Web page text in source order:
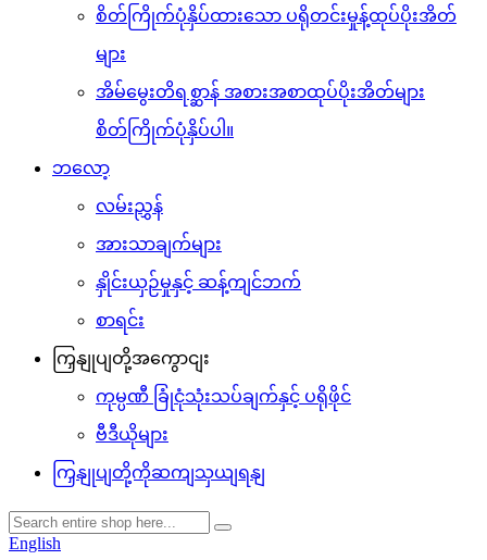
စိတ်ကြိုက်ပုံနှိပ်ထားသော ပရိုတင်းမှုန့်ထုပ်ပိုးအိတ်
များ
အိမ်မွေးတိရစ္ဆာန် အစားအစာထုပ်ပိုးအိတ်များ
စိတ်ကြိုက်ပုံနှိပ်ပါ။
ဘလော့
လမ်းညွှန်
အားသာချက်များ
နှိုင်းယှဉ်မှုနှင့် ဆန့်ကျင်ဘက်
စာရင်း
ကြှနျုပျတို့အကွောငျး
ကုမ္ပဏီ ခြုံငုံသုံးသပ်ချက်နှင့် ပရိုဖိုင်
ဗီဒီယိုများ
ကြှနျုပျတို့ကိုဆကျသှယျရနျ
English